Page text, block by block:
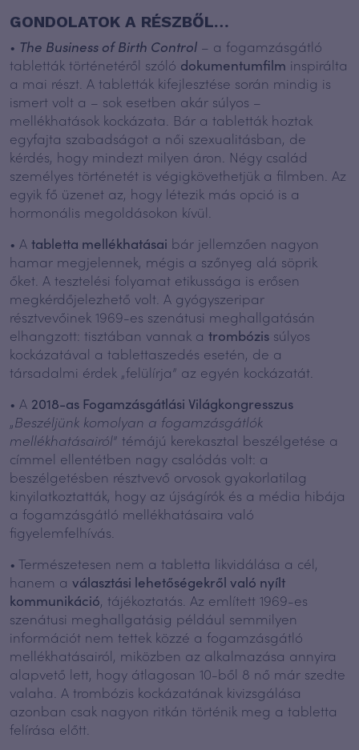
GONDOLATOK A RÉSZBŐL…
• The Business of Birth Control – a fogamzásgátló
tabletták történetéről szóló dokumentumfilm inspirálta
a mai részt. A tabletták kifejlesztése során mindig is
ismert volt a – sok esetben akár súlyos –
mellékhatások kockázata. Bár a tabletták hoztak
egyfajta szabadságot a női szexualitásban, de
kérdés, hogy mindezt milyen áron. Négy család
személyes történetét is végigkövethetjük a filmben. Az
egyik fő üzenet az, hogy létezik más opció is a
hormonális megoldásokon kívül.
• A tabletta mellékhatásai bár jellemzően nagyon
hamar megjelennek, mégis a szőnyeg alá söprik
őket. A tesztelési folyamat etikussága is erősen
megkérdőjelezhető volt. A gyógyszeripar
résztvevőinek 1969-es szenátusi meghallgatásán
elhangzott: tisztában vannak a trombózis súlyos
kockázatával a tablettaszedés esetén, de a
társadalmi érdek „felülírja” az egyén kockázatát.
• A 2018-as Fogamzásgátlási Világkongresszus
„Beszéljünk komolyan a fogamzásgátlók
mellékhatásairól” témájú kerekasztal beszélgetése a
címmel ellentétben nagy csalódás volt: a
beszélgetésben résztvevő orvosok gyakorlatilag
kinyilatkoztatták, hogy az újságírók és a média hibája
a fogamzásgátló mellékhatásaira való
figyelemfelhívás.
• Természetesen nem a tabletta likvidálása a cél,
hanem a választási lehetőségekről való nyílt
kommunikáció, tájékoztatás. Az említett 1969-es
szenátusi meghallgatásig például semmilyen
információt nem tettek közzé a fogamzásgátló
mellékhatásairól, miközben az alkalmazása annyira
alapvető lett, hogy átlagosan 10-ből 8 nő már szedte
valaha. A trombózis kockázatának kivizsgálása
azonban csak nagyon ritkán történik meg a tabletta
felírása előtt.